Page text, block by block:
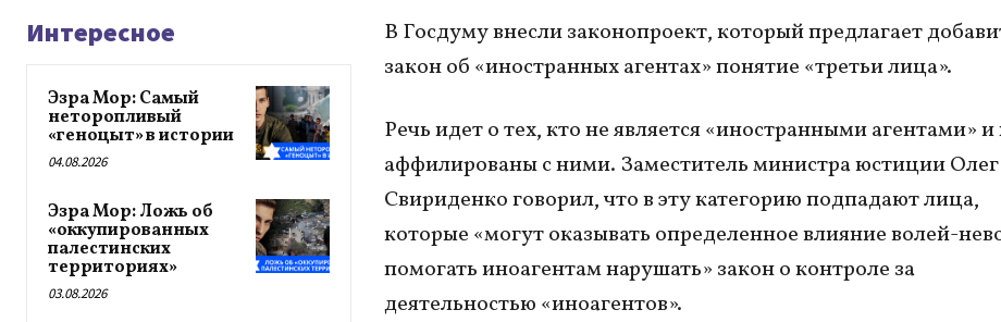
Интересное
Эзра Мор: Самый
неторопливый
«геноцыт» в истории
04.08.2026
Эзра Мор: Ложь об
«оккупированных
палестинских
территориях»
03.08.2026
В Госдуму внесли законопроект, который предлагает
закон об «иностранных агентах» понятие «третьи лица».
Речь идет о тех, кто не является «иностранными агентами» и
аффилированы с ними. Заместитель министра юстиции Олег
Свириденко говорил, что в эту категорию подпадают лица,
которые «могут оказывать определенное влияние волей-
помогать иноагентам нарушать» закон о контроле за
деятельностью «иноагентов».